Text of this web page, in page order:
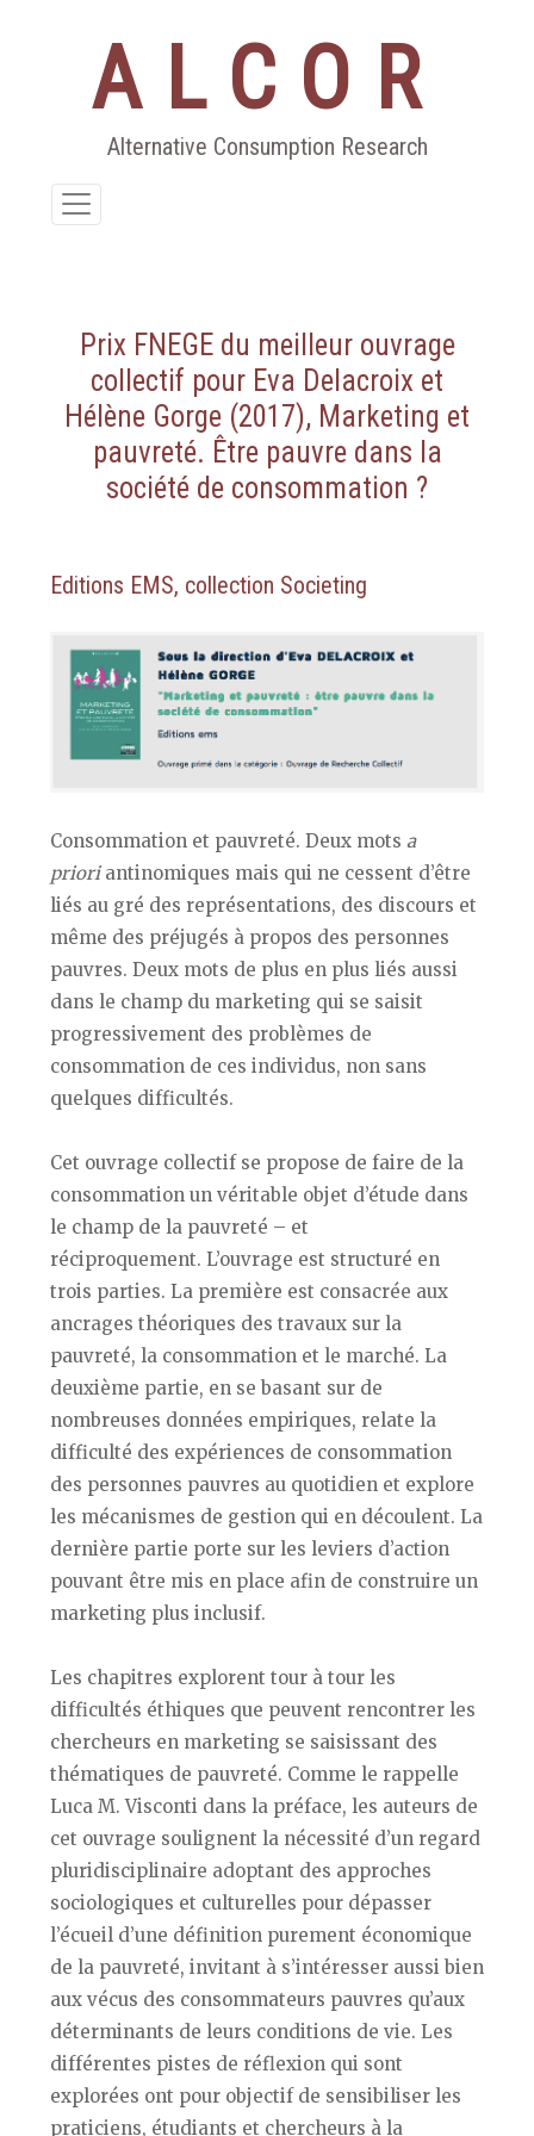
contenuALCOR
Alternative Consumption Research
Prix FNEGE du meilleur ouvrage
collectif pour Eva Delacroix et
Hélène Gorge (2017), Marketing et
pauvreté. Être pauvre dans la
société de consommation ?
Editions EMS, collection Societing
Consommation et pauvreté. Deux mots a
prioriantinomiques mais qui ne cessent d’être
liés au gré des représentations, des discours et
même des préjugés à propos des personnes
pauvres. Deux mots de plus en plus liés aussi
dans le champ du marketing qui se saisit
progressivement des problèmes de
consommation de ces individus, non sans
quelques difficultés.
Cet ouvrage collectif se propose de faire de la
consommation un véritable objet d’étude dans
le champ de la pauvreté – et
réciproquement. L’ouvrage est structuré en
trois parties. La première est consacrée aux
ancrages théoriques des travaux sur la
pauvreté, la consommation et le marché. La
deuxième partie, en se basant sur de
nombreuses données empiriques, relate la
difficulté des expériences de consommation
des personnes pauvres au quotidien et explore
les mécanismes de gestion qui en découlent. La
dernière partie porte sur les leviers d’action
pouvant être mis en place afin de construire un
marketing plus inclusif.
Les chapitres explorent tour à tour les
difficultés éthiques que peuvent rencontrer les
chercheurs en marketing se saisissant des
thématiques de pauvreté. Comme le rappelle
Luca M. Visconti dans la préface, les auteurs de
cet ouvrage soulignent la nécessité d’un regard
pluridisciplinaire adoptant des approches
sociologiques et culturelles pour dépasser
l’écueil d’une définition purement économique
de la pauvreté, invitant à s’intéresser aussi bien
aux vécus des consommateurs pauvres qu’aux
déterminants de leurs conditions de vie. Les
différentes pistes de réflexion qui sont
explorées ont pour objectif de sensibiliser les
praticiens, étudiants et chercheurs à la